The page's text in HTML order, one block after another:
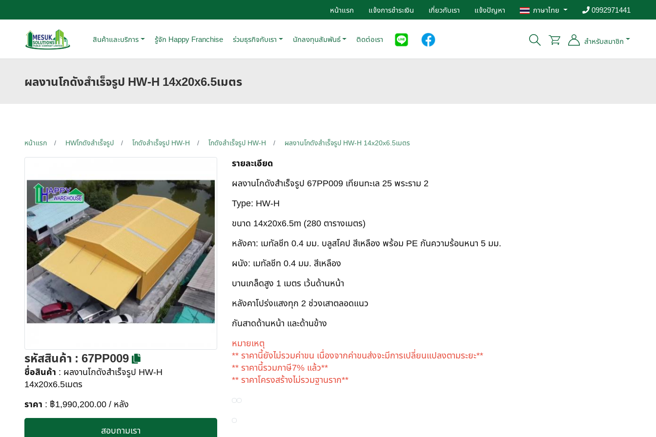
หน้าแรก แจ้งการชำระเงิน เกี่ยวกับเรา แจ้งปัญหา ภาษาไทย 0992971441
สินค้าและบริการ รู้จัก Happy Franchise ร่วมธุรกิจกับเรา นักลงทุนสัมพันธ์ ติดต่อเรา สำหรับสมาชิก
ผลงานโกดังสำเร็จรูป HW-H 14x20x6.5เมตร
หน้าแรก HWโกดังสำเร็จรูป โกดังสำเร็จรูป HW-H โกดังสำเร็จรูป HW-H ผลงานโกดังสำเร็จรูป HW-H 14x20x6.5เมตร
รหัสสินค้า : 67PP009
ชื่อสินค้า : ผลงานโกดังสำเร็จรูป HW-H
14x20x6.5เมตร
ราคา : ฿1,990,200.00 / หลัง
สอบถามเรา
รายละเอียด
ผลงานโกดังสำเร็จรูป 67PP009 เทียนทะเล 25 พระราม 2
Type: HW-H
ขนาด 14x20x6.5m (280 ตารางเมตร)
หลังคา: เมทัลชีท 0.4 มม. บลูสโคป สีเหลือง พร้อม PE กันความร้อนหนา 5 มม.
ผนัง: เมทัลชีท 0.4 มม. สีเหลือง
บานเกล็ดสูง 1 เมตร เว้นด้านหน้า
หลังคาโปร่งแสงทุก 2 ช่วงเสาตลอดแนว
กันสาดด้านหน้า และด้านข้าง
หมายเหตุ
** ราคานี้ยังไม่รวมค่าขน เนื่องจากค่าขนส่งจะมีการเปลี่ยนแปลงตามระยะ**
** ราคานี้รวมภาษี7% แล้ว**
** ราคาโครงสร้างไม่รวมฐานราก**